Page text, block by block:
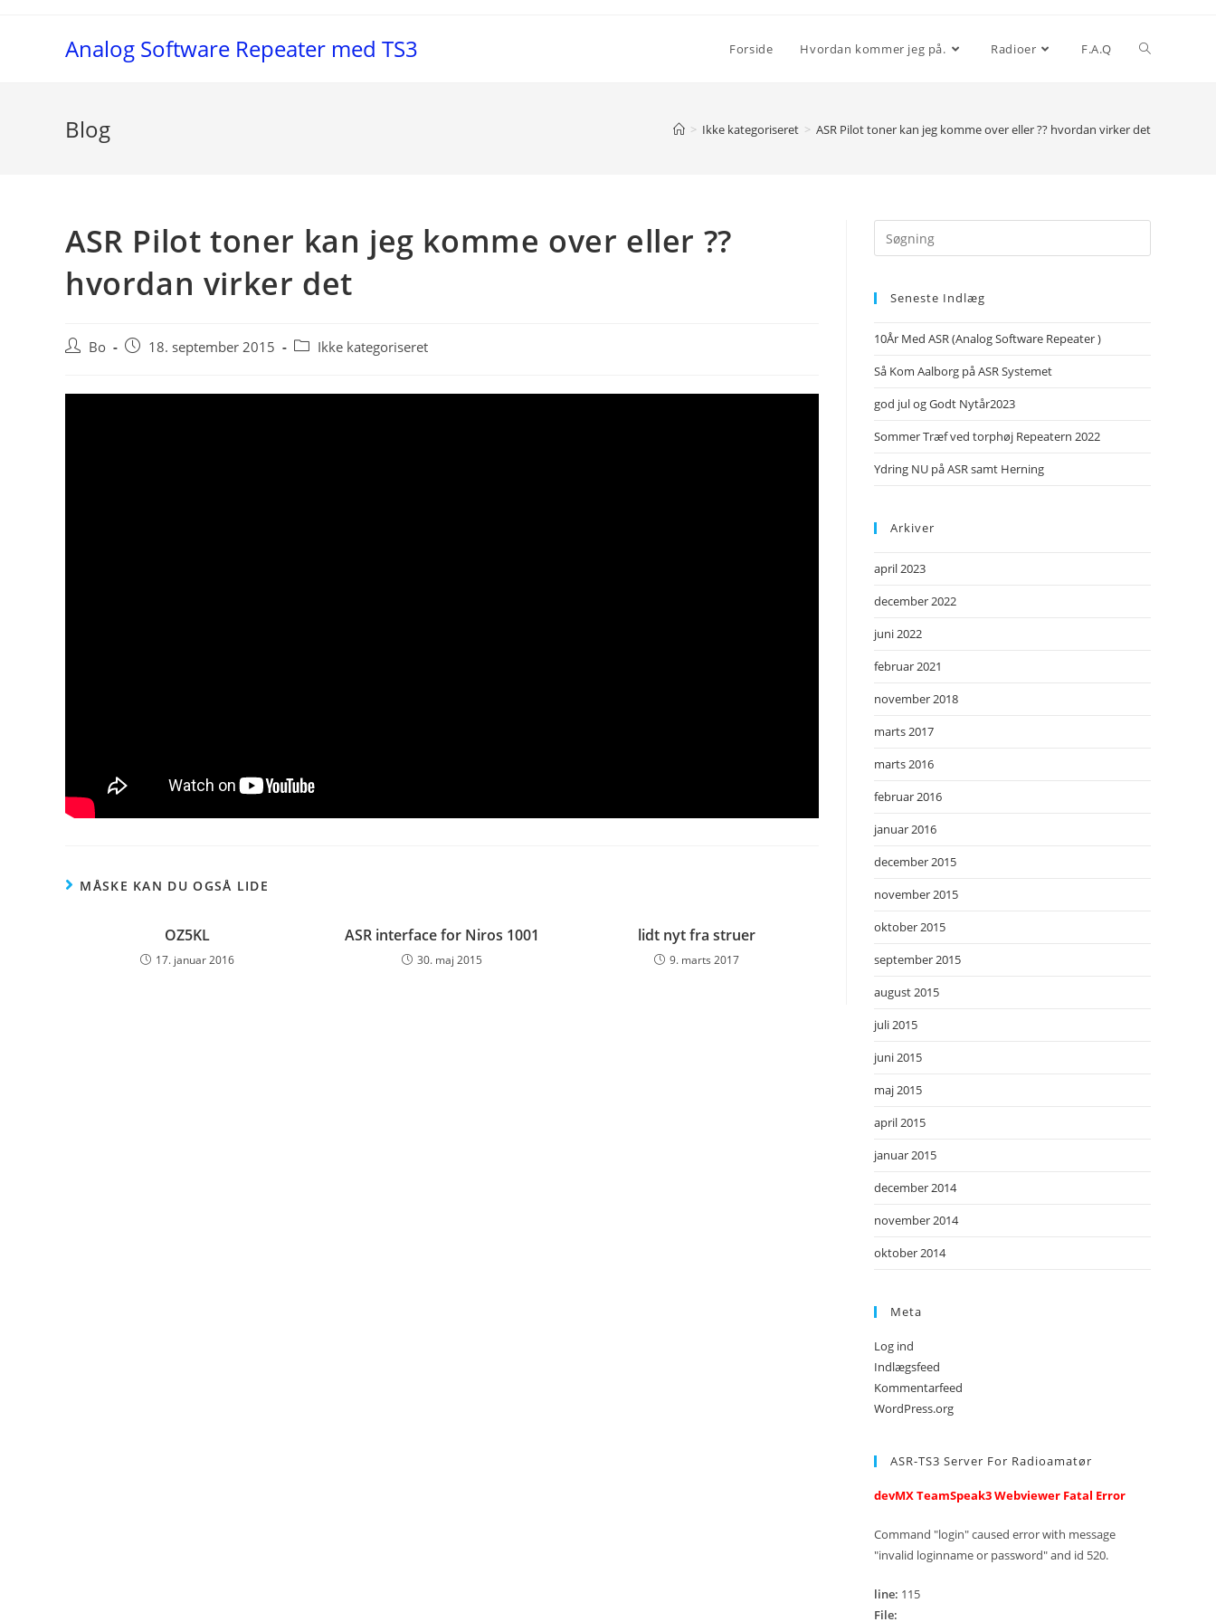
Analog Software Repeater med TS3 Forside Hvordan kommer jeg på. Radioer F.A.Q
Blog > Ikke kategoriseret > ASR Pilot toner kan jeg komme over eller ?? hvordan virker det
ASR Pilot toner kan jeg komme over eller ??
hvordan virker det
Post Bo
Post 18. september 2015
Post Ikke kategoriseret
MÅSKE KAN DU OGSÅ LIDE
OZ5KL
17. januar 2016
ASR interface for Niros 1001
30. maj 2015
lidt nyt fra struer
9. marts 2017
Search
this
Seneste Indlæg
10År Med ASR (Analog Software Repeater )
Så Kom Aalborg på ASR Systemet
god jul og Godt Nytår2023
Sommer Træf ved torphøj Repeatern 2022
Ydring NU på ASR samt Herning
Arkiver
april 2023
december 2022
juni 2022
februar 2021
november 2018
marts 2017
marts 2016
februar 2016
januar 2016
december 2015
november 2015
oktober 2015
september 2015
august 2015
juli 2015
juni 2015
maj 2015
april 2015
januar 2015
december 2014
november 2014
oktober 2014
Meta
Log ind
Indlægsfeed
Kommentarfeed
WordPress.org
ASR-TS3 Server For Radioamatør
devMX TeamSpeak3 Webviewer Fatal Error
Command "login" caused error with message
"invalid loginname or password" and id 520.
line: 115
File: